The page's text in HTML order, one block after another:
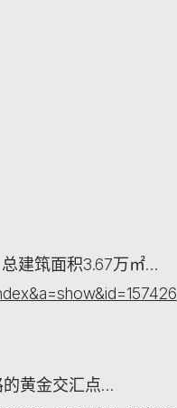
建筑面积3.67万㎡…
的黄金交汇点…